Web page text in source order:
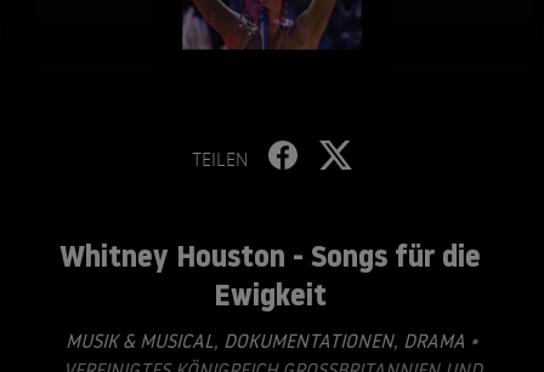
TEILEN
Whitney Houston - Songs für die
Ewigkeit
MUSIK & MUSICAL, DOKUMENTATIONEN, DRAMA •